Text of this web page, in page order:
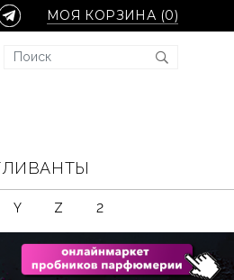
МОЯ КОРЗИНА (0)
Y Z 2